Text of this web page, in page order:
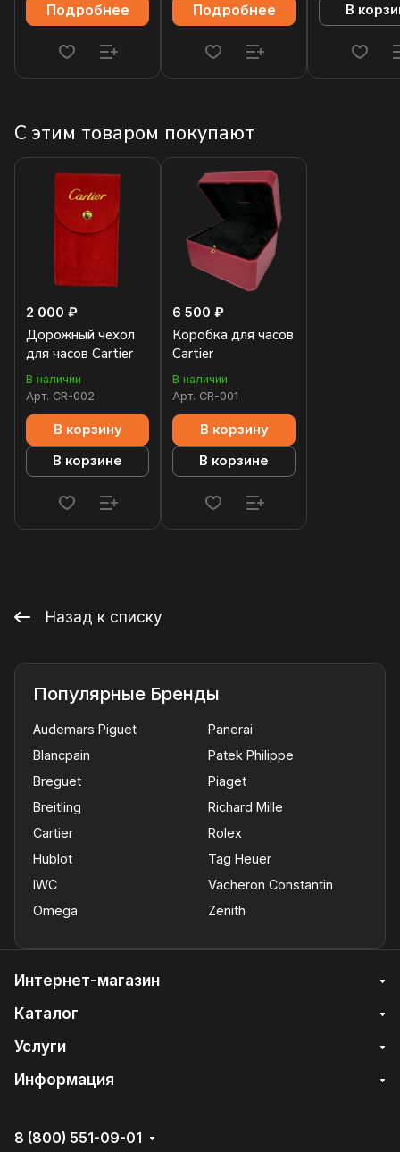
Подробнее Подробнее
В
С этим товаром покупают
2 000 ₽
Дорожный чехол
для часов Cartier
В наличии
Арт. CR-002
В корзину
В корзине
6 500 ₽
Коробка для часов
Cartier
В наличии
Арт. CR-001
В корзину
В корзине
Назад к списку
Популярные Бренды
Audemars Piguet
Blancpain
Breguet
Breitling
Cartier
Hublot
IWC
Omega
Panerai
Patek Philippe
Piaget
Richard Mille
Rolex
Tag Heuer
Vacheron Constantin
Zenith
Интернет-магазин
Каталог
Услуги
Информация
8 (800) 551-09-01